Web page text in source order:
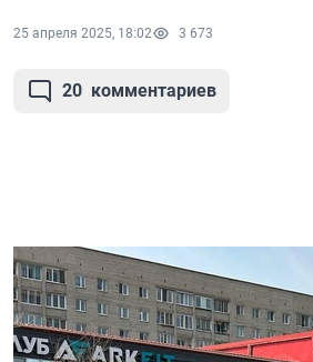
25 апреля 2025, 18:02 3 673
20 комментариев